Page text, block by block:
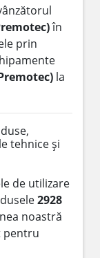
în
prin
la
tehnice și
de utilizare
2928
noastră
pentru